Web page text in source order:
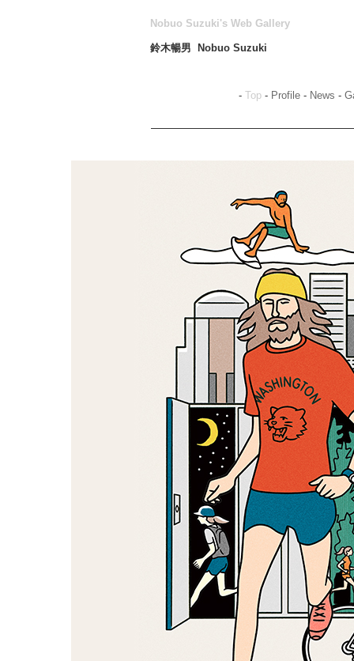
Nobuo Suzuki's Web Gallery
鈴木暢男 Nobuo Suzuki
- Top - Profile - News -